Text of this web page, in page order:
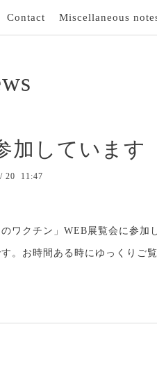
Contact Miscellaneous
加しています
/ 20 11:47
ワクチン」WEB展覧会に参加
。お時間ある時にゆっくりご覧